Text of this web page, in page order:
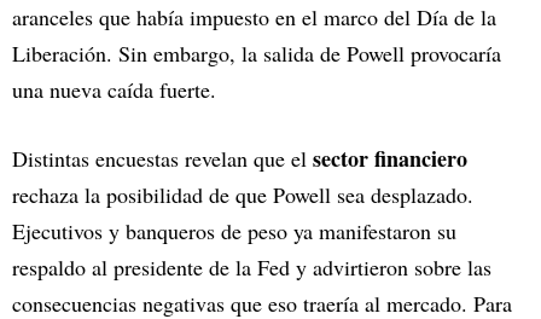
aranceles que había impuesto en el marco del Día de la
Liberación. Sin embargo, la salida de Powell provocaría
una nueva caída fuerte.
Distintas encuestas revelan que el sector financiero
rechaza la posibilidad de que Powell sea desplazado.
Ejecutivos y banqueros de peso ya manifestaron su
respaldo al presidente de la Fed y advirtieron sobre las
consecuencias negativas que eso traería al mercado. Para